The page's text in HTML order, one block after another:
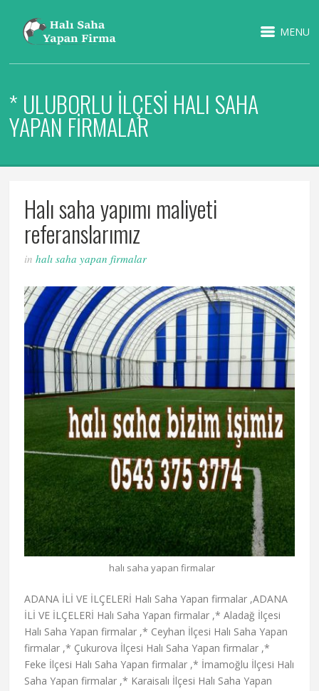
MENU
* ULUBORLU İLÇESI HALI SAHA
YAPAN FIRMALAR
Halı saha yapımı maliyeti
referanslarımız
inhalı saha yapan firmalar
halı saha yapan firmalar
ADANA İLİ VE İLÇELERİ Halı Saha Yapan firmalar ,ADANA İLİ VE İLÇELERİ Halı Saha Yapan firmalar ,* Aladağ İlçesi Halı Saha Yapan firmalar ,* Ceyhan İlçesi Halı Saha Yapan firmalar ,* Çukurova İlçesi Halı Saha Yapan firmalar ,* Feke İlçesi Halı Saha Yapan firmalar ,* İmamoğlu İlçesi Halı Saha Yapan firmalar ,* Karaisalı İlçesi Halı Saha Yapan firmalar ,* Karataş İlçesi Halı Saha Yapan firmalar ,* Kozan İlçesi Halı Saha Yapan firmalar ,* Pozantı İlçesi Halı Saha Yapan firmalar ,* Saimbeyli İlçesi Halı Saha Yapan firmalar ,* Sarıçam İlçesi Halı Saha Yapan firmalar ,* Seyhan İlçesi Halı Saha Yapan firmalar ,* Tufanbeyli İlçesi Halı Saha Yapan firmalar ,* Yumurtalık İlçesi Halı Saha Yapan firmalar ,* Yüreğir İlçesi Halı Saha Yapan firmalar ,Sponsor Bağlantılar Halı Saha Yapan firmalar ,ADIYAMAN İLİ VE İLÇELERİ Halı Saha Yapan firmalar ,* Besni İlçesi Halı Saha Yapan firmalar ,* Çelikhan İlçesi Halı Saha Yapan firmalar ,* Gerger İlçesi Halı Saha Yapan firmalar ,* Gölbaşı İlçesi Halı Saha Yapan firmalar ,* Kahta İlçesi Halı Saha Yapan firmalar ,* Samsat İlçesi Halı Saha Yapan firmalar ,* Sincik İlçesi Halı Saha Yapan firmalar ,* Tut İlçesi Halı Saha Yapan firmalar ,AFYONKARAHİSAR İLİ VE İLÇELERİ Halı Saha Yapan firmalar ,* Basmakçı İlçesi Halı Saha Yapan firmalar ,* Bayat İlçesi Halı Saha Yapan firmalar ,* Bolvadin İlçesi Halı Saha Yapan firmalar ,* Çay İlçesi Halı Saha Yapan firmalar ,* Çobanlar İlçesi Halı Saha Yapan firmalar ,* Dazkırı İlçesi Halı Saha Yapan firmalar ,* Dinar İlçesi Halı Saha Yapan firmalar ,* Emirdağ İlçesi Halı Saha Yapan firmalar ,* Evciler İlçesi Halı Saha Yapan firmalar ,* Hocalar İlçesi Halı Saha Yapan firmalar ,* İhsaniye İlçesi Halı Saha Yapan firmalar ,* İscehisar İlçesi Halı Saha Yapan firmalar ,* Kızılören İlçesi Halı Saha Yapan firmalar ,* Sandıklı İlçesi Halı Saha Yapan firmalar ,* Sinanpaşa İlçesi Halı Saha Yapan firmalar ,* Sultandağı İlçesi Halı Saha Yapan firmalar ,* Şuhut İlçesi Halı Saha Yapan firmalar ,AĞRI İLİ VE İLÇELERİ Halı Saha Yapan firmalar ,* Diyadin İlçesi Halı Saha Yapan firmalar ,* Doğubeyazıt İlçesi Halı Saha Yapan firmalar ,* Eleşkirt İlçesi Halı Saha Yapan firmalar ,* Hamur İlçesi Halı Saha Yapan firmalar ,* Patnos İlçesi Halı Saha Yapan firmalar ,* Taşlıçay İlçesi Halı Saha Yapan firmalar ,* Tutak İlçesi Halı Saha Yapan firmalar ,AKSARAY İLİ VE İLÇELERİ Halı Saha Yapan firmalar ,* Ağaçören İlçesi Halı Saha Yapan firmalar ,* Eskil İlçesi Halı Saha Yapan firmalar ,* Gülağaç İlçesi Halı Saha Yapan firmalar ,* Güzelyurt İlçesi Halı Saha Yapan firmalar ,* Ortaköy İlçesi Halı Saha Yapan firmalar ,* Sarıyahşi İlçesi Halı Saha Yapan firmalar ,AMASYA İLİ VE İLÇELERİ Halı Saha Yapan firmalar ,* Göynücek İlçesi Halı Saha Yapan firmalar ,* Gümüşhacıköy İlçesi Halı Saha Yapan firmalar ,* Hamamözü İlçesi Halı Saha Yapan firmalar ,* Merzifon İlçesi Halı Saha Yapan firmalar ,* Suluova İlçesi Halı Saha Yapan firmalar ,* Taşova İlçesi Halı Saha Yapan firmalar ,ANKARA İLİ VE İLÇELERİ Halı Saha Yapan firmalar ,* Akyurt İlçesi Halı Saha Yapan firmalar ,* Altındağ İlçesi Halı Saha Yapan firmalar ,* Ayaş İlçesi Halı Saha Yapan firmalar ,* Bala İlçesi Halı Saha Yapan firmalar ,* Beypazarı İlçesi Halı Saha Yapan firmalar ,* Çamlıdere İlçesi Halı Saha Yapan firmalar ,* Çankaya İlçesi Halı Saha Yapan firmalar ,* Çubuk İlçesi Halı Saha Yapan firmalar ,* Elmadağ İlçesi Halı Saha Yapan firmalar ,* Etimesgut İlçesi Halı Saha Yapan firmalar ,* Evren İlçesi Halı Saha Yapan firmalar ,* Gölbaşı İlçesi Halı Saha Yapan firmalar ,* Güdül İlçesi Halı Saha Yapan firmalar ,* Haymana İlçesi Halı Saha Yapan firmalar ,* Kalecik İlçesi Halı Saha Yapan firmalar ,* Kazan İlçesi Halı Saha Yapan firmalar ,* Keçiören İlçesi Halı Saha Yapan firmalar ,* Kızılcahamam İlçesi Halı Saha Yapan firmalar ,* Mamak İlçesi Halı Saha Yapan firmalar ,* Nallıhan İlçesi Halı Saha Yapan firmalar ,* Polatlı İlçesi Halı Saha Yapan firmalar ,* Pursaklar İlçesi Halı Saha Yapan firmalar ,* Sincan İlçesi Halı Saha Yapan firmalar ,* Şereflikoçhisar İlçesi Halı Saha Yapan firmalar ,* Yenimahalle İlçesi Halı Saha Yapan firmalar ,ANTAKYA İLİ VE İLÇELERİ Halı Saha Yapan firmalar ,* Altınözü İlçesi Halı Saha Yapan firmalar ,* Belen İlçesi Halı Saha Yapan firmalar ,* Dörtyol İlçesi Halı Saha Yapan firmalar ,* Erzin İlçesi Halı Saha Yapan firmalar ,* Hassa İlçesi Halı Saha Yapan firmalar ,* İskenderun İlçesi Halı Saha Yapan firmalar ,* Kırıkhan İlçesi Halı Saha Yapan firmalar ,* Kumlu İlçesi Halı Saha Yapan firmalar ,* Reyhanlı İlçesi Halı Saha Yapan firmalar ,* Samandağ İlçesi Halı Saha Yapan firmalar ,* Yayladağ İlçesi Halı Saha Yapan firmalar ,ANTALYA İLİ VE İLÇELERİ Halı Saha Yapan firmalar ,* Akseki İlçesi Halı Saha Yapan firmalar ,* Aksu İlçesi Halı Saha Yapan firmalar ,* Alanya İlçesi Halı Saha Yapan firmalar ,* Demre İlçesi Halı Saha Yapan firmalar ,* Döşemealtı İlçesi Halı Saha Yapan firmalar ,* Elmalı İlçesi Halı Saha Yapan firmalar ,* Finike İlçesi Halı Saha Yapan firmalar ,* Gazipaşa İlçesi Halı Saha Yapan firmalar ,* Gündoğmuş İlçesi Halı Saha Yapan firmalar ,* İbradi İlçesi Halı Saha Yapan firmalar ,* Kaş İlçesi Halı Saha Yapan firmalar ,* Kemer İlçesi Halı Saha Yapan firmalar ,* Kepez İlçesi Halı Saha Yapan firmalar ,* Konyaaltı İlçesi Halı Saha Yapan firmalar ,* Korkuteli İlçesi Halı Saha Yapan firmalar ,* Kumluca İlçesi Halı Saha Yapan firmalar ,* Manavgat İlçesi Halı Saha Yapan firmalar ,* Muratpaşa İlçesi Halı Saha Yapan firmalar ,* Serik İlçesi Halı Saha Yapan firmalar ,ARDAHAN İLİ VE İLÇELERİ Halı Saha Yapan firmalar ,* Çıldır İlçesi Halı Saha Yapan firmalar ,* Damal İlçesi Halı Saha Yapan firmalar ,* Göle İlçesi Halı Saha Yapan firmalar ,* Hanak İlçesi Halı Saha Yapan firmalar ,* Posof İlçesi Halı Saha Yapan firmalar ,ARTVİN İLİ VE İLÇELERİ Halı Saha Yapan firmalar ,* Ardanuç İlçesi Halı Saha Yapan firmalar ,* Arhavi İlçesi Halı Saha Yapan firmalar ,* Borçka İlçesi Halı Saha Yapan firmalar ,* Hopa İlçesi Halı Saha Yapan firmalar ,* Murgul İlçesi Halı Saha Yapan firmalar ,* Şavşat İlçesi Halı Saha Yapan firmalar ,* Yusufeli İlçesi Halı Saha Yapan firmalar ,AYDIN İLİ VE İLÇELERİ Halı Saha Yapan firmalar ,* Bozdoğan İlçesi Halı Saha Yapan firmalar ,* Buharkent İlçesi Halı Saha Yapan firmalar ,* Çine İlçesi Halı Saha Yapan firmalar ,* Didim İlçesi Halı Saha Yapan firmalar ,* Germencik İlçesi Halı Saha Yapan firmalar ,* İncirliova İlçesi Halı Saha Yapan firmalar ,* Karacasu İlçesi Halı Saha Yapan firmalar ,* Karpuzlu İlçesi Halı Saha Yapan firmalar ,* Koçarlı İlçesi Halı Saha Yapan firmalar ,* Köşk İlçesi Halı Saha Yapan firmalar ,* Kuşadası İlçesi Halı Saha Yapan firmalar ,* Kuyucak İlçesi Halı Saha Yapan firmalar ,* Nazilli İlçesi Halı Saha Yapan firmalar ,* Söke İlçesi Halı Saha Yapan firmalar ,* Sultanhisar İlçesi Halı Saha Yapan firmalar ,* Yenipazar İlçesi Halı Saha Yapan firmalar ,BALIKESİR İLİ VE İLÇELERİ Halı Saha Yapan firmalar ,* Ayvalık İlçesi Halı Saha Yapan firmalar ,* Balya İlçesi Halı Saha Yapan firmalar ,* Bandırma İlçesi Halı Saha Yapan firmalar ,* Bigadiç İlçesi Halı Saha Yapan firmalar ,* Burhaniye İlçesi Halı Saha Yapan firmalar ,* Dursunbey İlçesi Halı Saha Yapan firmalar ,* Edremit İlçesi Halı Saha Yapan firmalar ,* Erdek İlçesi Halı Saha Yapan firmalar ,* Gömeç İlçesi Halı Saha Yapan firmalar ,* Gönen İlçesi Halı Saha Yapan firmalar ,* Havran İlçesi Halı Saha Yapan firmalar ,* İvrindi İlçesi Halı Saha Yapan firmalar ,* Kepsut İlçesi Halı Saha Yapan firmalar ,* Manyas İlçesi Halı Saha Yapan firmalar ,* Marmara İlçesi Halı Saha Yapan firmalar ,* Savaştepe İlçesi Halı Saha Yapan firmalar ,* Sındırgı İlçesi Halı Saha Yapan firmalar ,* Susurluk İlçesi Halı Saha Yapan firmalar ,BARTIN İLİ VE İLÇELERİ Halı Saha Yapan firmalar ,* Amasra İlçesi Halı Saha Yapan firmalar ,* Kurucasile İlçesi Halı Saha Yapan firmalar ,* Ulus İlçesi Halı Saha Yapan firmalar ,BATMAN İLİ VE İLÇELERİ Halı Saha Yapan firmalar ,* Beşiri İlçesi Halı Saha Yapan firmalar ,* Gercüş İlçesi Halı Saha Yapan firmalar ,* Hasankeyf İlçesi Halı Saha Yapan firmalar ,* Kozluk İlçesi Halı Saha Yapan firmalar ,* Sason İlçesi Halı Saha Yapan firmalar ,BAYBURT İLİ VE İLÇELERİ Halı Saha Yapan firmalar ,* Aydıntepe İlçesi Halı Saha Yapan firmalar ,* Demirözü İlçesi Halı Saha Yapan firmalar ,BİLECİK İLİ VE İLÇELERİ Halı Saha Yapan firmalar ,* Bozüyük İlçesi Halı Saha Yapan firmalar ,* Gölpazarı İlçesi Halı Saha Yapan firmalar ,* İnhisar İlçesi Halı Saha Yapan firmalar ,* Osmaneli İlçesi Halı Saha Yapan firmalar ,* Pazaryeri İlçesi Halı Saha Yapan firmalar ,* Söğüt İlçesi Halı Saha Yapan firmalar ,* Yenipazar İlçesi Halı Saha Yapan firmalar ,BİNGÖL İLİ VE İLÇELERİ Halı Saha Yapan firmalar ,* Adaklı İlçesi Halı Saha Yapan firmalar ,* Genç İlçesi Halı Saha Yapan firmalar ,* Karlıova İlçesi Halı Saha Yapan firmalar ,* Kığı İlçesi Halı Saha Yapan firmalar ,* Solhan İlçesi Halı Saha Yapan firmalar ,* Yayladere İlçesi Halı Saha Yapan firmalar ,* Yedisu İlçesi Halı Saha Yapan firmalar ,BİTLİS İLİ VE İLÇELERİ Halı Saha Yapan firmalar ,* Adilcevaz İlçesi Halı Saha Yapan firmalar ,* Ahlat İlçesi Halı Saha Yapan firmalar ,* Güroymak İlçesi Halı Saha Yapan firmalar ,* Hizan İlçesi Halı Saha Yapan firmalar ,* Mutki İlçesi Halı Saha Yapan firmalar ,* Tatvan İlçesi Halı Saha Yapan firmalar ,BOLU İLİ VE İLÇELERİ Halı Saha Yapan firmalar ,* Dörtdivan İlçesi Halı Saha Yapan firmalar ,* Gerede İlçesi Halı Saha Yapan firmalar ,* Göynük İlçesi Halı Saha Yapan firmalar ,* Kıbrısçık İlçesi Halı Saha Yapan firmalar ,* Mengen İlçesi Halı Saha Yapan firmalar ,* Mudurnu İlçesi Halı Saha Yapan firmalar ,* Seben İlçesi Halı Saha Yapan firmalar ,* Yeniçağa İlçesi Halı Saha Yapan firmalar ,BURDUR İLİ VE İLÇELERİ Halı Saha Yapan firmalar ,* Ağlasun İlçesi Halı Saha Yapan firmalar ,* Altınyayla İlçesi Halı Saha Yapan firmalar ,* Bucak İlçesi Halı Saha Yapan firmalar ,* Çavdır İlçesi Halı Saha Yapan firmalar ,* Çeltikçi İlçesi Halı Saha Yapan firmalar ,* Gölhisar İlçesi Halı Saha Yapan firmalar ,* Karamanlı İlçesi Halı Saha Yapan firmalar ,* Kemer İlçesi Halı Saha Yapan firmalar ,* Tefenni